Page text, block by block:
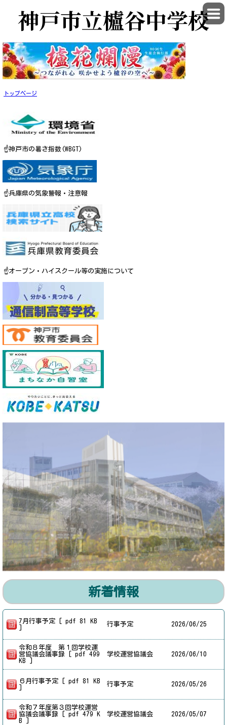
神戸市立櫨谷中学校
トップページ
☝神戸市の暑さ指数(WBGT)
☝兵庫県の気象警報・注意報
☝オープン・ハイスクール等の実施について
新着情報
7月行事予定 [ pdf 81 KB
行事予定 2026/06/25
令和８年度 第１回学校運
営協議会議事録 [ pdf 499
KB ]
学校運営協議会 2026/06/10
６月行事予定 [ pdf 81 KB
行事予定 2026/05/26
令和７年度第３回学校運営
協議会議事録 [ pdf 479 K
B ]
学校運営協議会 2026/05/07